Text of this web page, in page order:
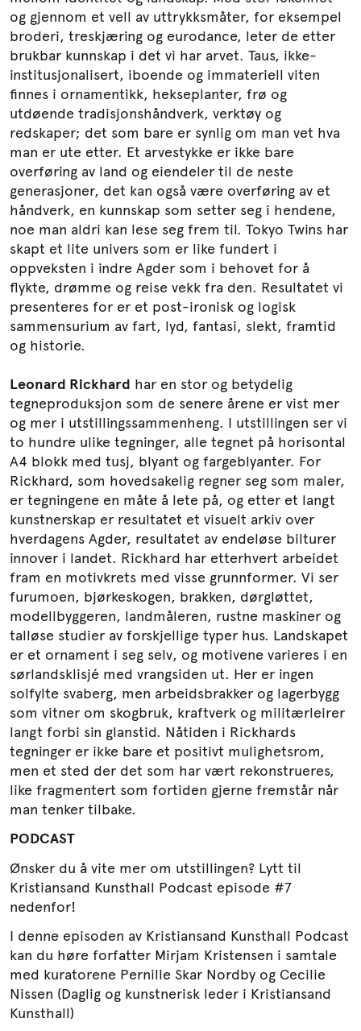
og gjennom et vell av uttrykksmåter, for eksempel
broderi, treskjæring og eurodance, leter de etter
brukbar kunnskap i det vi har arvet. Taus, ikke-
institusjonalisert, iboende og immateriell viten
finnes i ornamentikk, hekseplanter, frø og
utdøende tradisjonshåndverk, verktøy og
redskaper; det som bare er synlig om man vet hva
man er ute etter. Et arvestykke er ikke bare
overføring av land og eiendeler til de neste
generasjoner, det kan også være overføring av et
håndverk, en kunnskap som setter seg i hendene,
noe man aldri kan lese seg frem til. Tokyo Twins har
skapt et lite univers som er like fundert i
oppveksten i indre Agder som i behovet for å
flykte, drømme og reise vekk fra den. Resultatet vi
presenteres for er et post-ironisk og logisk
sammensurium av fart, lyd, fantasi, slekt, framtid
og historie.
Leonard Rickhard har en stor og betydelig
tegneproduksjon som de senere årene er vist mer
og mer i utstillingssammenheng. I utstillingen ser vi
to hundre ulike tegninger, alle tegnet på horisontal
A4 blokk med tusj, blyant og fargeblyanter. For
Rickhard, som hovedsakelig regner seg som maler,
er tegningene en måte å lete på, og etter et langt
kunstnerskap er resultatet et visuelt arkiv over
hverdagens Agder, resultatet av endeløse bilturer
innover i landet. Rickhard har etterhvert arbeidet
fram en motivkrets med visse grunnformer. Vi ser
furumoen, bjørkeskogen, brakken, dørgløttet,
modellbyggeren, landmåleren, rustne maskiner og
talløse studier av forskjellige typer hus. Landskapet
er et ornament i seg selv, og motivene varieres i en
sørlandsklisjé med vrangsiden ut. Her er ingen
solfylte svaberg, men arbeidsbrakker og lagerbygg
som vitner om skogbruk, kraftverk og militærleirer
langt forbi sin glanstid. Nåtiden i Rickhards
tegninger er ikke bare et positivt mulighetsrom,
men et sted der det som har vært rekonstrueres,
like fragmentert som fortiden gjerne fremstår når
man tenker tilbake.
PODCAST
Ønsker du å vite mer om utstillingen? Lytt til
Kristiansand Kunsthall Podcast episode #7
nedenfor!
I denne episoden av Kristiansand Kunsthall Podcast
kan du høre forfatter Mirjam Kristensen i samtale
med kuratorene Pernille Skar Nordby og Cecilie
Nissen (Daglig og kunstnerisk leder i Kristiansand
Kunsthall)